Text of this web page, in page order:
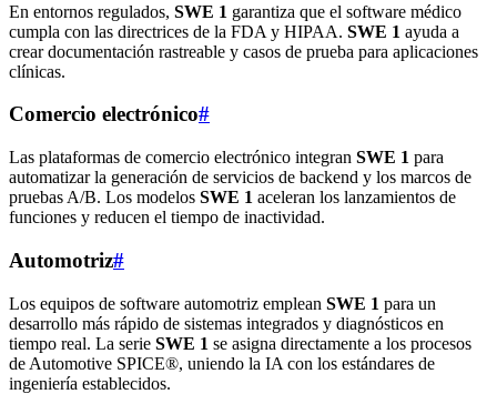
En entornos regulados, SWE 1 garantiza que el software médico
cumpla con las directrices de la FDA y HIPAA. SWE 1 ayuda a
crear documentación rastreable y casos de prueba para aplicaciones
clínicas.
Comercio electrónico#
Las plataformas de comercio electrónico integran SWE 1 para
automatizar la generación de servicios de backend y los marcos de
pruebas A/B. Los modelos SWE 1 aceleran los lanzamientos de
funciones y reducen el tiempo de inactividad.
Automotriz#
Los equipos de software automotriz emplean SWE 1 para un
desarrollo más rápido de sistemas integrados y diagnósticos en
tiempo real. La serie SWE 1 se asigna directamente a los procesos
de Automotive SPICE®, uniendo la IA con los estándares de
ingeniería establecidos.